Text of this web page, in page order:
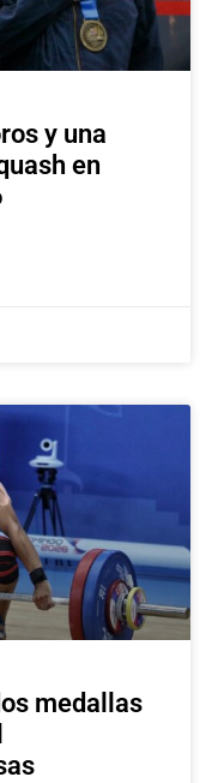
y una
en
medallas